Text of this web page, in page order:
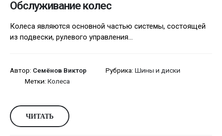
Обслуживание колес
Колеса являются основной частью системы, состоящей
из подвески, рулевого управления...
Автор: Семёнов Виктор Рубрика: Шины и диски
Метки: Колеса
ЧИТАТЬ